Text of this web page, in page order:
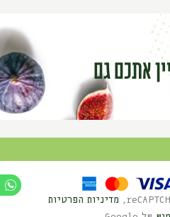
אתכם גם
מדיניות הפרטיות